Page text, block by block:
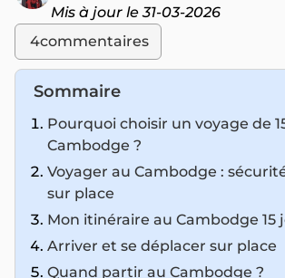
Mis à jour le 31-03-2026
4commentaires
Sommaire
Pourquoi choisir un voyage de
Cambodge ?
Voyager au Cambodge :
sur place
Mon itinéraire au Cambodge 15
Arriver et se déplacer sur place
Quand partir au Cambodge ?